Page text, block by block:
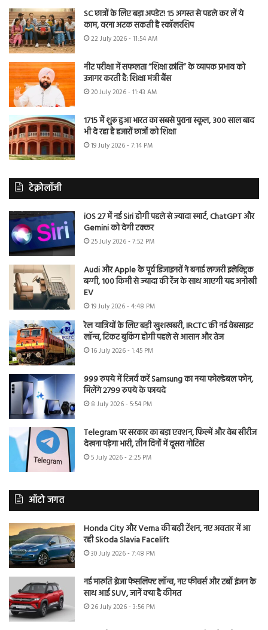
SC छात्रों के लिए बड़ा अपडेट! 15 अगस्त से पहले कर लें ये
काम, वरना अटक सकती है स्कॉलरशिप
22 July 2026 - 11:54 AM
नीट परीक्षा में सफलता “शिक्षा क्रांति” के व्यापक प्रभाव को
उजागर करती है: शिक्षा मंत्री बैंस
20 July 2026 - 11:43 AM
1715 में शुरू हुआ भारत का सबसे पुराना स्कूल, 300 साल बाद
भी दे रहा है हजारों छात्रों को शिक्षा
19 July 2026 - 7:14 PM
टेक्नोलॉजी
iOS 27 में नई Siri होगी पहले से ज्यादा स्मार्ट, ChatGPT और
Gemini को देगी टक्कर
25 July 2026 - 7:52 PM
Audi और Apple के पूर्व डिजाइनरों ने बनाई लग्जरी इलेक्ट्रिक
बग्गी, 100 किमी से ज्यादा की रेंज के साथ आएगी यह अनोखी
EV
19 July 2026 - 4:48 PM
रेल यात्रियों के लिए बड़ी खुशखबरी, IRCTC की नई वेबसाइट
लॉन्च, टिकट बुकिंग होगी पहले से आसान और तेज
16 July 2026 - 1:45 PM
999 रुपये में रिजर्व करें Samsung का नया फोल्डेबल फोन,
मिलेंगे 2799 रुपये के फायदे
8 July 2026 - 5:54 PM
Telegram पर सरकार का बड़ा एक्शन, फिल्में और वेब सीरीज
देखना पड़ेगा भारी, तीन दिनों में दूसरा नोटिस
5 July 2026 - 2:25 PM
ऑटो जगत
Honda City और Verna की बढ़ी टेंशन, नए अवतार में आ
रही Skoda Slavia Facelift
30 July 2026 - 7:48 PM
नई मारुति ब्रेजा फेसलिफ्ट लॉन्च, नए फीचर्स और टर्बो इंजन के
साथ आई SUV, जानें क्या है कीमत
26 July 2026 - 3:56 PM